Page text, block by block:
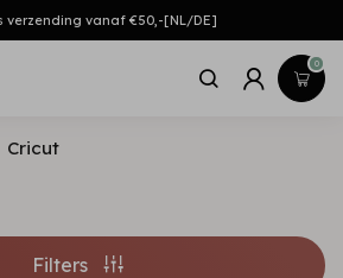
verzending vanaf €50,-[NL/DE]
0
Cricut
Filters